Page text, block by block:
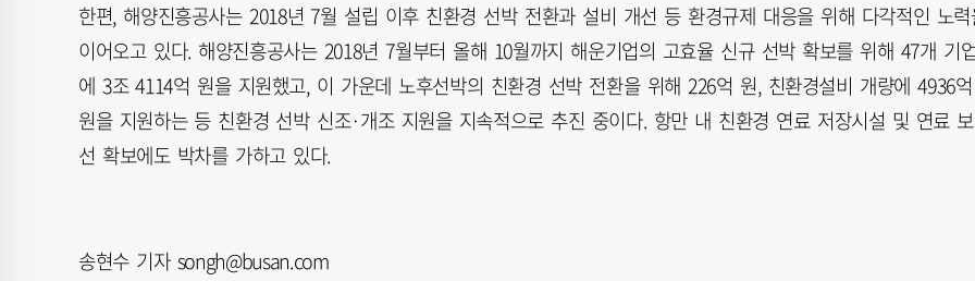
한편, 해양진흥공사는 2018년 7월 설립 이후 친환경 선박 전환과 설비 개선 등 환경규제 대응을 위해 다각적인 노
이어오고 있다. 해양진흥공사는 2018년 7월부터 올해 10월까지 해운기업의 고효율 신규 선박 확보를 위해 47개 기
에 3조 4114억 원을 지원했고, 이 가운데 노후선박의 친환경 선박 전환을 위해 226억 원, 친환경설비 개량에 4936억
원을 지원하는 등 친환경 선박 신조·개조 지원을 지속적으로 추진 중이다. 항만 내 친환경 연료 저장시설 및 연료
선 확보에도 박차를 가하고 있다.
송현수 기자 songh@busan.com